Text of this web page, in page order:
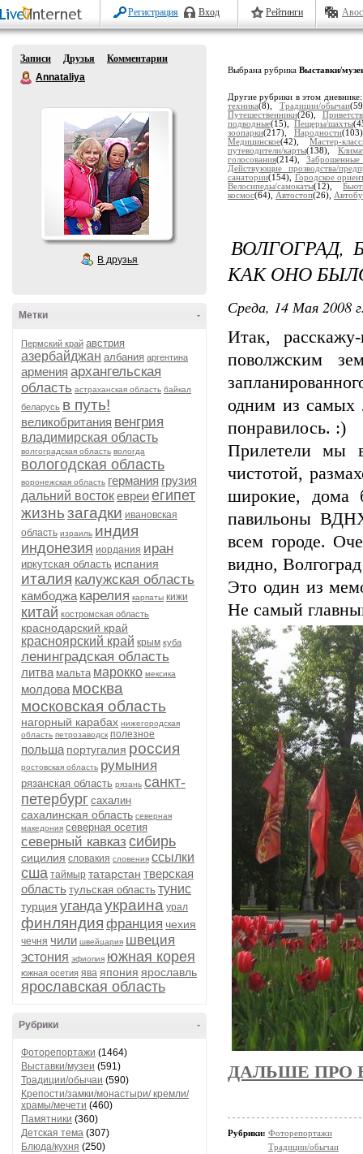
Регистрация Вход Рейтинги
Записи Друзья
Комментарии
Annataliya
В друзья
-
Метки
Пермский край австрия
азербайджан албания аргентина
армения архангельская
область астраханская область байкал
беларусь в путь!
великобритания венгрия
владимирская область
волгоградская область вологда
вологодская область
воронежская область германия грузия
дальний востокевреиегипет
жизньзагадки ивановская
область израиль индия
индонезия иордания иран
иркутская область испания
италия калужская область
камбоджа карелия карпаты кижи
китай костромская область
краснодарский край
красноярский край крым куба
ленинградская область
литва мальта марокко мексика
молдова москва
московская область
нагорный карабах нижегородская
область петрозаводск полезное
польша португалия россия
ростовская область румыния
рязанская область рязань санкт-
петербург сахалин
сахалинская область северная
македония северная осетия
северный кавказ сибирь
сицилия словакия словения ссылки
сша таймыр татарстан тверская
область тульская область тунис
турция угандаукраина урал
финляндия франция чехия
чечня чили швейцария швеция
эстония эфиопия южная корея
южная осетия ява япония ярославль
ярославская область
-
Рубрики
Фоторепортажи (1464)
Выставки/музеи (591)
Традиции/обычаи (590)
Крепости/замки/монастыри/ кремли/
храмы/мечети (460)
Памятники (360)
Детская тема (307)
Блюда/кухня (250)
Выбрана рубрика Выставки/
Другие рубрики в этом
техника(8), Традиции/обычаи
Путешественники(26),
подводные(15), Пещеры/шахты
зоопарки(217), Народности
Медицинское(42), Мастер-
путеводители/карты(138),
голосования(214), Заброшенные
Действующие прозводства/
санатории(154), Городское
Велосипеды/самокаты(12),
космос(64), Автостоп(26),
ВОЛГОГРАД,
КАК ОНО
Среда, 14 Мая 2008
Итак,
поволжским
одним из самых
понравилось. :)
Прилетели мы
чистотой,
широкие, дома
павильоны
всем городе.
видно,
Это один из
Не самый
ДАЛЬШЕ ПРО
Рубрики: Фоторепортажи
Традиции/обычаи